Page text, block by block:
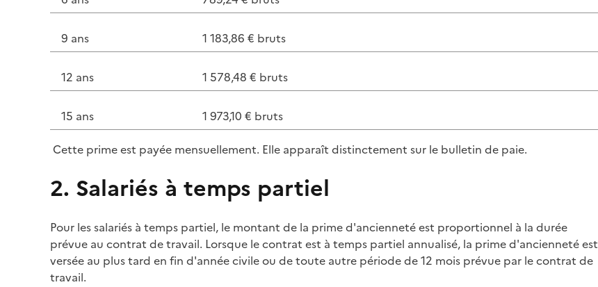
9 ans 1 183,86 € bruts
12 ans 1 578,48 € bruts
15 ans
1 973,10 € bruts
Cette primeest payée mensuellement. Elle apparaît distinctement sur le bulletin de paie.
2. Salariés à temps partiel
Pour les salariés à temps partiel, le montant de la primed'ancienneté est proportionnel à la durée
prévue au contrat de travail. Lorsque le contrat est à temps partiel annualisé, la primed'ancienneté est
versée au plus tard en fin d'année civile ou de toute autre période de 12 mois prévue par le contrat de
travail.